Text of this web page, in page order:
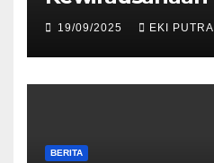
19/09/2025 EKI PUTRA
BERITA